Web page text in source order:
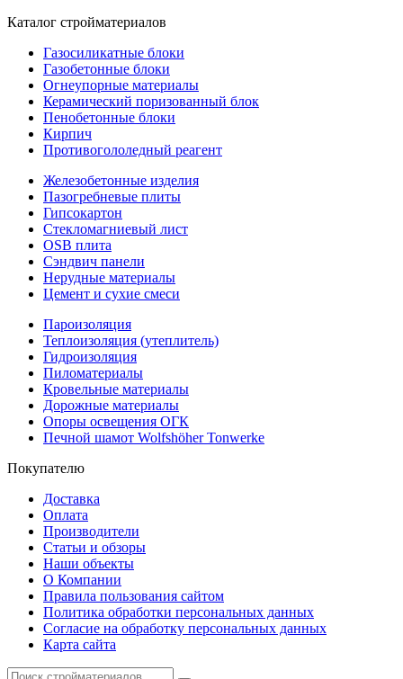
Каталог стройматериалов
Газосиликатные блоки
Газобетонные блоки
Огнеупорные материалы
Керамический поризованный блок
Пенобетонные блоки
Кирпич
Противогололедный реагент
Железобетонные изделия
Пазогребневые плиты
Гипсокартон
Стекломагниевый лист
OSB плита
Сэндвич панели
Нерудные материалы
Цемент и сухие смеси
Пароизоляция
Теплоизоляция (утеплитель)
Гидроизоляция
Пиломатериалы
Кровельные материалы
Дорожные материалы
Опоры освещения ОГК
Печной шамот Wolfshöher Tonwerke
Покупателю
Доставка
Оплата
Производители
Статьи и обзоры
Наши объекты
О Компании
Правила пользования сайтом
Политика обработки персональных данных
Согласие на обработку персональных данных
Карта сайта